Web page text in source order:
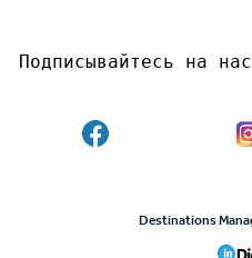
Подписывайтесь на нас
Destinations